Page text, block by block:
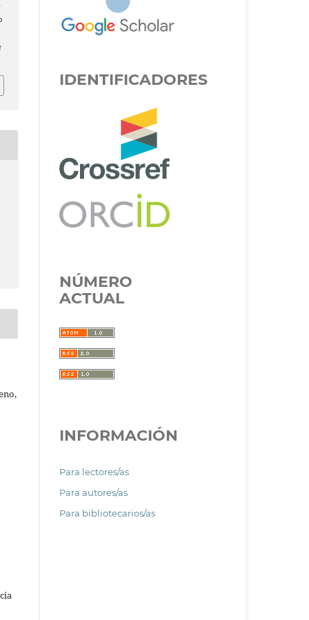
IDENTIFICADORES
NÚMERO
ACTUAL
INFORMACIÓN
Para lectores/as
Para autores/as
Para bibliotecarios/as